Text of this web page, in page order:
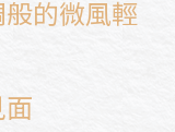
的微風輕